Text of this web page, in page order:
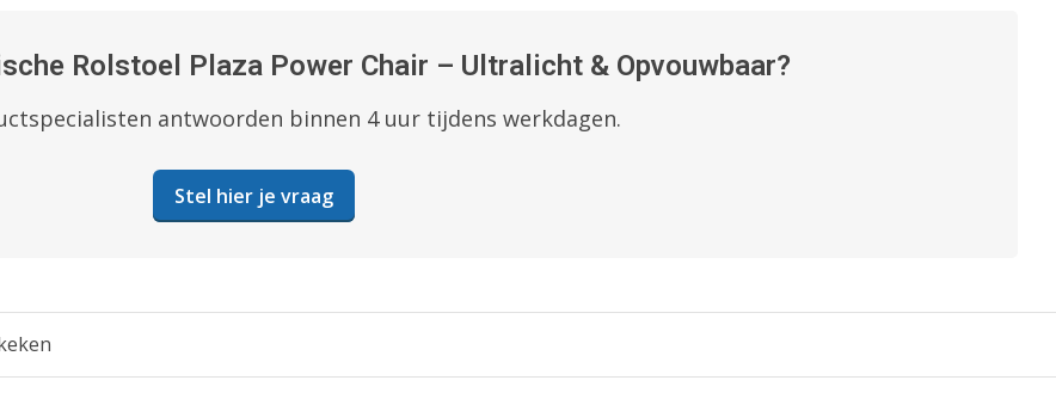
Rolstoel Plaza Power Chair – Ultralicht & Opvouwbaar?
antwoorden binnen 4 uur tijdens werkdagen.
Stel hier je vraag